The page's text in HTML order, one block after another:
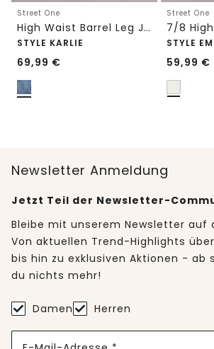
Street One
High Waist Barrel Leg Jeans im Loose Fit
STYLE KARLIE
69,99 €
Street One
STYLE
59,99 €
Newsletter Anmeldung
Jetzt Teil der Newsletter-
Bleibe mit unserem Newsletter auf
Von aktuellen Trend-Highlights
bis hin zu exklusiven Aktionen - ab
du nichts mehr!
Damen Herren